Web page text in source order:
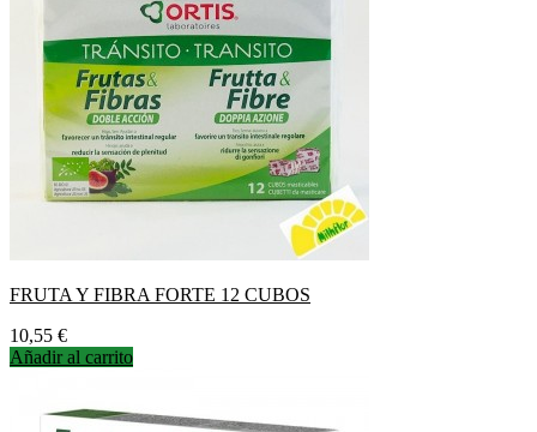
FRUTA Y FIBRA FORTE 12 CUBOS
Precio
10,55 €
Añadir al carrito